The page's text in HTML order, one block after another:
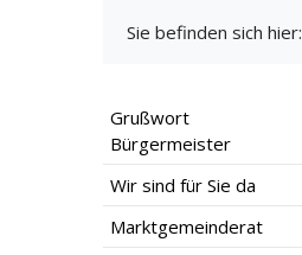
Sie befinden sich hier:
Grußwort
Bürgermeister
Wir sind für Sie da
Marktgemeinderat